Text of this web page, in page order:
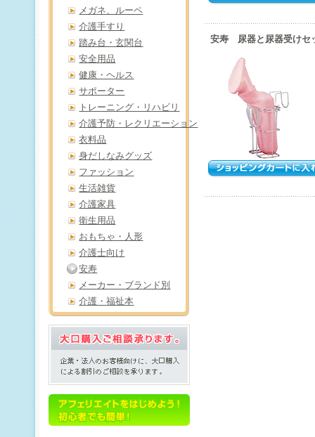
安寿 尿器と尿器受けセ
メガネ、ルーペ
介護手すり
踏み台・玄関台
安全用品
健康・ヘルス
サポーター
トレーニング・リハビリ
介護予防・レクリエーション
衣料品
身だしなみグッズ
ファッション
生活雑貨
介護家具
衛生用品
おもちゃ・人形
介護士向け
安寿
メーカー・ブランド別
介護・福祉本